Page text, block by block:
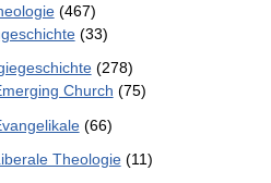
(467)
(33)
(278)
Church (75)
(66)
Theologie(11)